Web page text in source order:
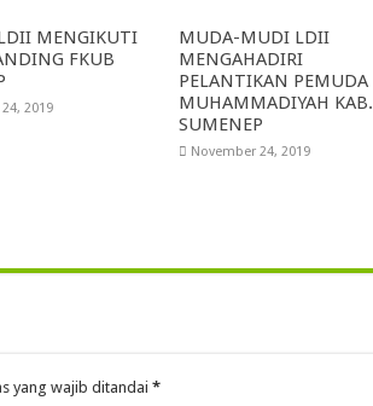
MENGIKUTI
FKUB
2019
MUDA-MUDI LDII
MENGAHADIRI
PELANTIKAN PEMUDA
MUHAMMADIYAH KAB.
SUMENEP
November 24, 2019
yang wajib ditandai *